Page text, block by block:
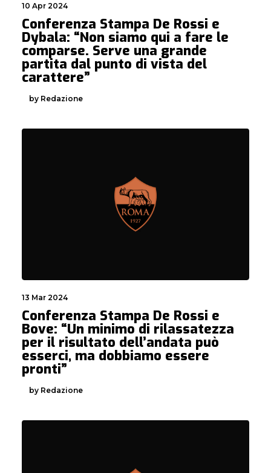
10 Apr 2024
Conferenza Stampa De Rossi e
Dybala: “Non siamo qui a fare le
comparse. Serve una grande
partita dal punto di vista del
carattere”
by Redazione
13 Mar 2024
Conferenza Stampa De Rossi e
Bove: “Un minimo di rilassatezza
per il risultato dell’andata può
esserci, ma dobbiamo essere
pronti”
by Redazione